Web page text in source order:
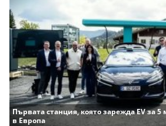
Първата станция, която зарежда EV за
в Европа